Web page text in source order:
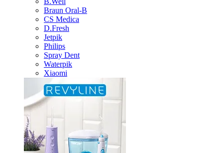
Braun Oral-B
CS Medica
D.Fresh
Jetpik
Philips
Spray Dent
Waterpik
Xiaomi